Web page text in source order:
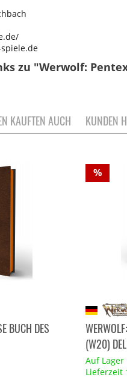
zu "Werwolf:
KAUFTEN AUCH KUNDEN
BUCH DES
%
(W20)
Auf Lager
Lieferzeit